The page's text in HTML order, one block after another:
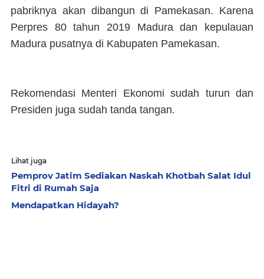
pabriknya akan dibangun di Pamekasan. Karena
Perpres 80 tahun 2019 Madura dan kepulauan
Madura pusatnya di Kabupaten Pamekasan.
Rekomendasi Menteri Ekonomi sudah turun dan
Presiden juga sudah tanda tangan.
Lihat juga
Pemprov Jatim Sediakan Naskah Khotbah Salat Idul
Fitri di Rumah Saja
Mendapatkan Hidayah?